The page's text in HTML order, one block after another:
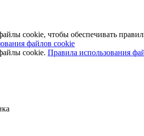
cookie, чтобы обеспечивать
файлов cookie
cookie. Правила использования